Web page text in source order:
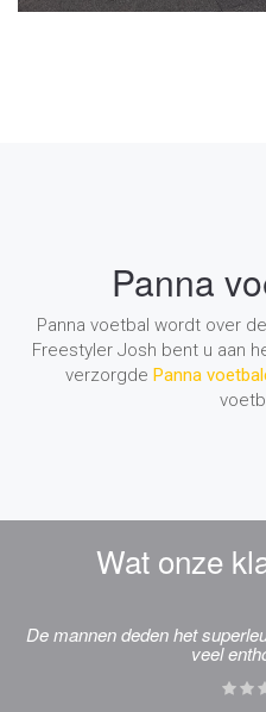
Panna
Panna voetbal wordt over
Freestyler Josh bent u aan
verzorgde Panna
Wat onze
De mannen deden het
veel